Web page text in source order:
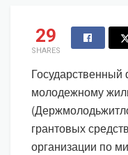
29
SHARES
молодежному
грантовых
организации по